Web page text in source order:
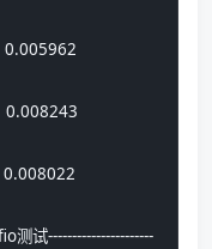
0.008243
测试----------------------